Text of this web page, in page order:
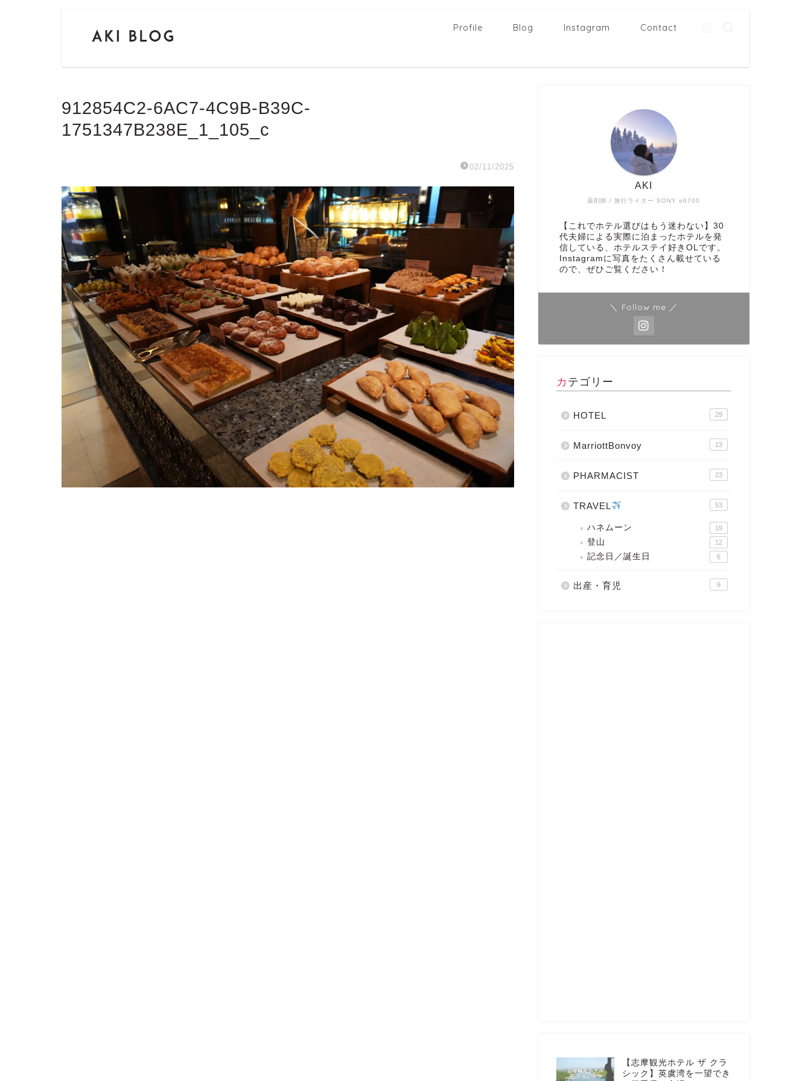
Profile Blog Instagram Contact
912854C2-6AC7-4C9B-B39C-
1751347B238E_1_105_c
02/11/2025
薬剤師 / 旅行ライター SONY α6700
AKI
【これでホテル選びはもう迷わない】30
代夫婦による実際に泊まったホテルを発
信している、ホテルステイ好きOLです。
Instagramに写真をたくさん載せている
ので、ぜひご覧ください！
＼ Follow me ／
カテゴリー
HOTEL 29
MarriottBonvoy 13
PHARMACIST 23
TRAVEL 53
ハネムーン 19
登山 12
記念日／誕生日 6
出産・育児 6
【志摩観光ホテル ザ クラ
シック】英虞湾を一望でき